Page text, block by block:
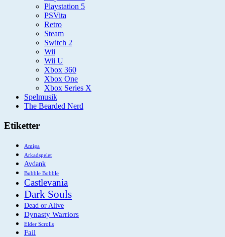
Playstation 5
PSVita
Retro
Steam
Switch 2
Wii
Wii U
Xbox 360
Xbox One
Xbox Series X
Spelmusik
The Bearded Nerd
Etiketter
Amiga
Arkadspelet
Avdank
Bubble Bobble
Castlevania
Dark Souls
Dead or Alive
Dynasty Warriors
Elder Scrolls
Fail